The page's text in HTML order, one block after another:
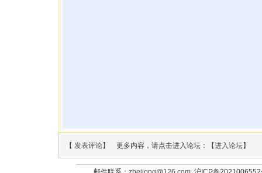
【 发表评论】 更多内容，请点击进入论坛：【进入论坛】